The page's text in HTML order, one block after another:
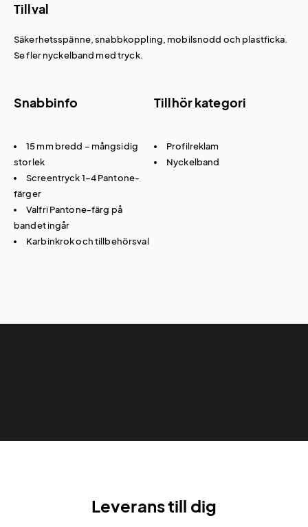
Tillval
Säkerhetsspänne, snabbkoppling, mobilsnodd och plastficka.
Se flernyckelband med tryck.
Snabbinfo
15 mm bredd – mångsidig
storlek
Screentryck 1–4 Pantone-
färger
Valfri Pantone-färg på
bandet ingår
Karbinkrok och tillbehörsval
Tillhör kategori
Profilreklam
Nyckelband
Leverans till dig